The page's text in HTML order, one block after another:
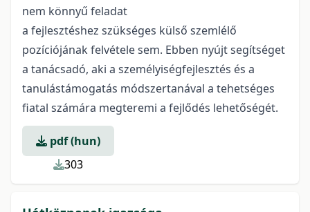
nem könnyű feladat
a fejlesztéshez szükséges külső szemlélő
pozíciójának felvétele sem. Ebben nyújt segítséget
a tanácsadó, aki a személyiségfejlesztés és a
tanulástámogatás módszertanával a tehetséges
fiatal számára megteremi a fejlődés lehetőségét.
pdf (hun)
303